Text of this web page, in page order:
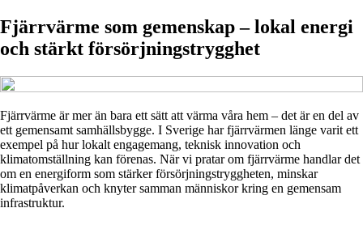
Fjärrvärme som gemenskap – lokal energi
och stärkt försörjningstrygghet
Fjärrvärme är mer än bara ett sätt att värma våra hem – det är en del av
ett gemensamt samhällsbygge. I Sverige har fjärrvärmen länge varit ett
exempel på hur lokalt engagemang, teknisk innovation och
klimatomställning kan förenas. När vi pratar om fjärrvärme handlar det
om en energiform som stärker försörjningstryggheten, minskar
klimatpåverkan och knyter samman människor kring en gemensam
infrastruktur.